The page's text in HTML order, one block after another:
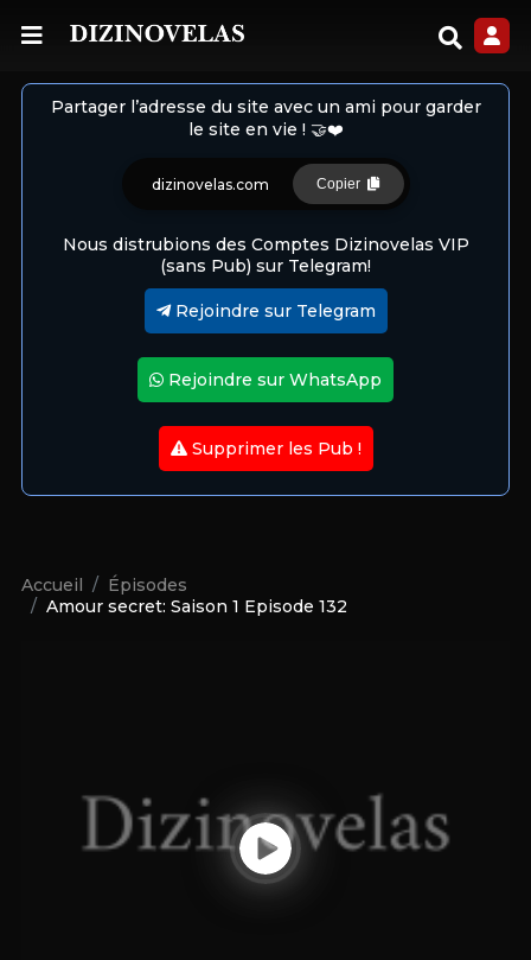
Partager l’adresse du site avec un ami pour garder
le site en vie ! 🤝❤️
dizinovelas.com Copier
Nous distrubions des Comptes Dizinovelas VIP
(sans Pub) sur Telegram!
Rejoindre sur Telegram
Rejoindre sur WhatsApp
Supprimer les Pub !
Accueil
Épisodes
Amour secret: Saison 1 Episode 132